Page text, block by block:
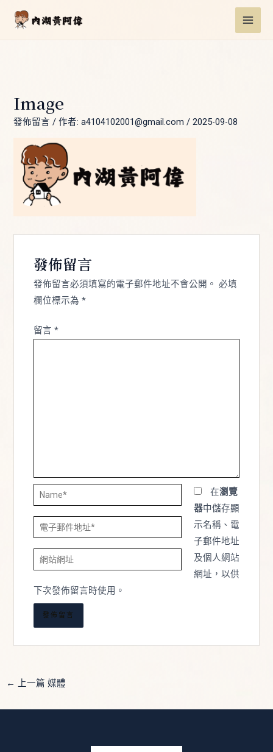
Image
發佈留言 / 作者:a4104102001@gmail.com /2025-09-08
發佈留言
發佈留言必須填寫的電子郵件地址不會公開。 必填
欄位標示為 *
留言 *
Name*
電
子
郵
件
地
址
網
站
網
址
在瀏覽
器中儲存顯
示名稱、電
子郵件地址
及個人網站
網址，以供
下次發佈留言時使用。
navigation
← 上一篇 媒體